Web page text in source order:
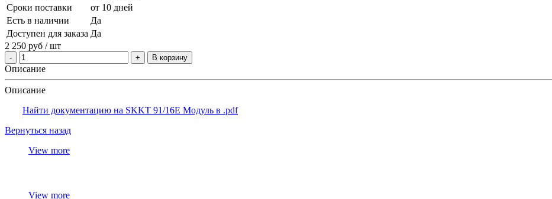
Сроки поставки
от 10 дней
Есть в наличии
Да
Доступен для заказа Да
2 250 руб / шт
В корзину
Описание
Описание
Найти документацию на SKKT 91/16E Модуль в .pdf
Вернуться назад
View more
View more